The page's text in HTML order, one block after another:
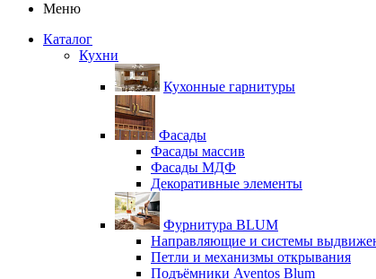
Меню
Каталог
Кухни
Кухонные гарнитуры
Фасады
Фасады массив
Фасады МДФ
Декоративные элементы
Фурнитура BLUM
Направляющие и системы
Петли и механизмы открывания
Подъёмники Aventos Blum